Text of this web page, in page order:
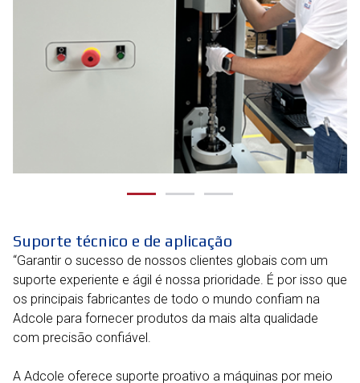
Suporte técnico e de aplicação
“Garantir o sucesso de nossos clientes globais com um
suporte experiente e ágil é nossa prioridade. É por isso que
os principais fabricantes de todo o mundo confiam na
Adcole para fornecer produtos da mais alta qualidade
com precisão confiável.
A Adcole oferece suporte proativo a máquinas por meio